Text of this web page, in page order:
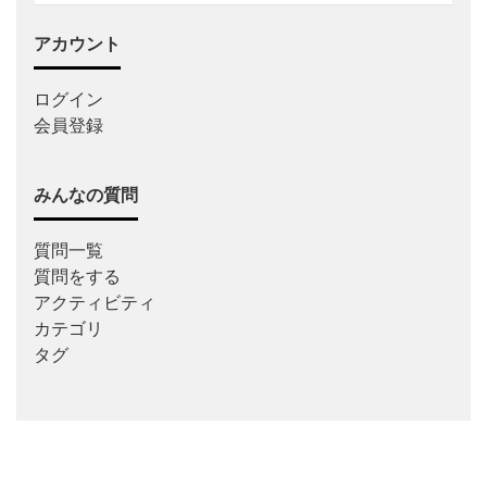
アカウント
ログイン
会員登録
みんなの質問
質問一覧
質問をする
アクティビティ
カテゴリ
タグ